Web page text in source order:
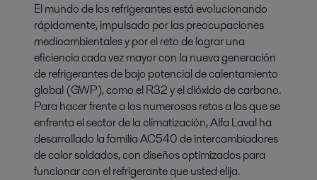
El mundo de los refrigerantes está evolucionando
rápidamente, impulsado por las preocupaciones
medioambientales y por el reto de lograr una
eficiencia cada vez mayor con la nueva generación
de refrigerantes de bajo potencial de calentamiento
global (GWP), como el R32 y el dióxido de carbono.
Para hacer frente a los numerosos retos a los que se
enfrenta el sector de la climatización, Alfa Laval ha
desarrollado la familia AC540 de intercambiadores
de calor soldados, con diseños optimizados para
funcionar con el refrigerante que usted elija.